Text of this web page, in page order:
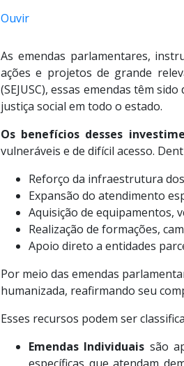
Ouvir
As emendas parlamentares,
ações e projetos de grande
(SEJUSC), essas emendas têm
justiça social em todo o estado.
Os benefícios desses
vulneráveis e de difícil acesso.
Reforço da infraestrutura
Expansão do atendimento
Aquisição de equipamentos,
Realização de formações,
Apoio direto a entidades
Por meio das emendas
humanizada, reafirmando seu
Esses recursos podem ser
Emendas Individuais são